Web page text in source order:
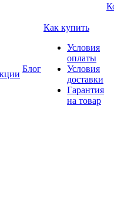
Блог
Как купить
Условия
оплаты
Условия
доставки
Гарантия
на товар